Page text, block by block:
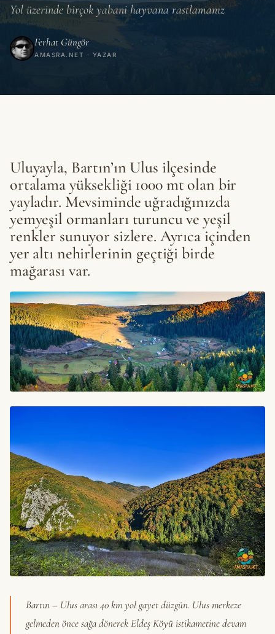
Yol üzerinde birçok yabani hayvana rastlamanız
Ferhat Güngör
AMASRA.NET · YAZAR
Uluyayla, Bartın’ın Ulus ilçesinde
ortalama yüksekliği 1000 mt olan bir
yayladır. Mevsiminde uğradığınızda
yemyeşil ormanları turuncu ve yeşil
renkler sunuyor sizlere. Ayrıca içinden
yer altı nehirlerinin geçtiği birde
mağarası var.
Bartın – Ulus arası 40 km yol gayet düzgün. Ulus merkeze
gelmeden önce sağa dönerek Eldeş Köyü istikametine devam